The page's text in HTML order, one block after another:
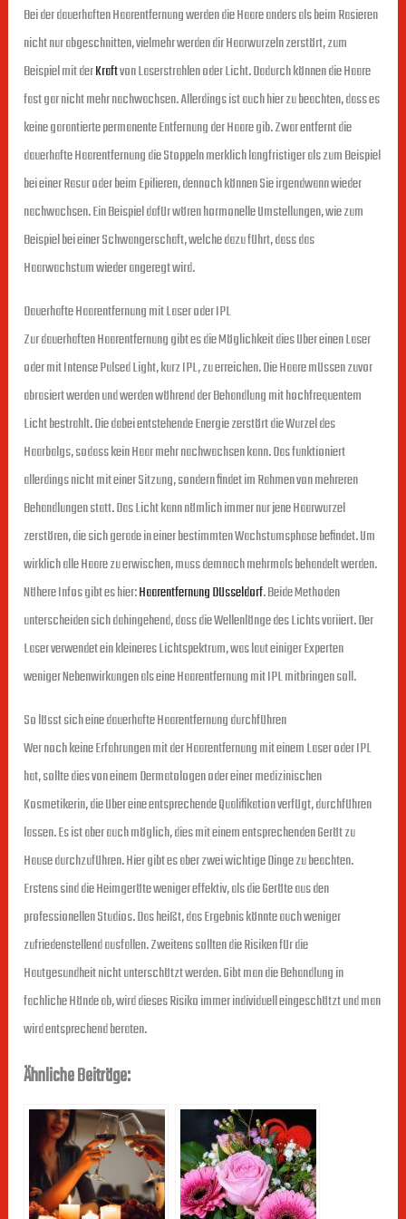
Bei der dauerhaften Haarentfernung werden die Haare anders als beim Rasieren
nicht nur abgeschnitten, vielmehr werden dir Haarwurzeln zerstört, zum
Beispiel mit derKraftvon Laserstrahlen oder Licht. Dadurch können die Haare
fast gar nicht mehr nachwachsen. Allerdings ist auch hier zu beachten, dass es
keine garantierte permanente Entfernung der Haare gib. Zwar entfernt die
dauerhafte Haarentfernung die Stoppeln merklich langfristiger als zum Beispiel
bei einer Rasur oder beim Epilieren, dennoch können Sie irgendwann wieder
nachwachsen. Ein Beispiel dafür wären hormonelle Umstellungen, wie zum
Beispiel bei einer Schwangerschaft, welche dazu führt, dass das
Haarwachstum wieder angeregt wird.
Dauerhafte Haarentfernung mit Laser oder IPL
Zur dauerhaften Haarentfernung gibt es die Möglichkeit dies über einen Laser
oder mit Intense Pulsed Light, kurz IPL, zu erreichen. Die Haare müssen zuvor
abrasiert werden und werden während der Behandlung mit hochfrequentem
Licht bestrahlt. Die dabei entstehende Energie zerstört die Wurzel des
Haarbalgs, sodass kein Haar mehr nachwachsen kann. Das funktioniert
allerdings nicht mit einer Sitzung, sondern findet im Rahmen von mehreren
Behandlungen statt. Das Licht kann nämlich immer nur jene Haarwurzel
zerstören, die sich gerade in einer bestimmten Wachstumsphase befindet. Um
wirklich alle Haare zu erwischen, muss demnach mehrmals behandelt werden.
Nähere Infos gibt es hier:Haarentfernung Düsseldorf. Beide Methoden
unterscheiden sich dahingehend, dass die Wellenlänge des Lichts variiert. Der
Laser verwendet ein kleineres Lichtspektrum, was laut einiger Experten
weniger Nebenwirkungen als eine Haarentfernung mit IPL mitbringen soll.
So lässt sich eine dauerhafte Haarentfernung durchführen
Wer noch keine Erfahrungen mit der Haarentfernung mit einem Laser oder IPL
hat, sollte dies von einem Dermatologen oder einer medizinischen
Kosmetikerin, die über eine entsprechende Qualifikation verfügt, durchführen
lassen. Es ist aber auch möglich, dies mit einem entsprechenden Gerät zu
Hause durchzuführen. Hier gibt es aber zwei wichtige Dinge zu beachten.
Erstens sind die Heimgeräte weniger effektiv, als die Geräte aus den
professionellen Studios. Das heißt, das Ergebnis könnte auch weniger
zufriedenstellend ausfallen. Zweitens sollten die Risiken für die
Hautgesundheit nicht unterschätzt werden. Gibt man die Behandlung in
fachliche Hände ab, wird dieses Risiko immer individuell eingeschätzt und man
wird entsprechend beraten.
Ähnliche Beiträge: